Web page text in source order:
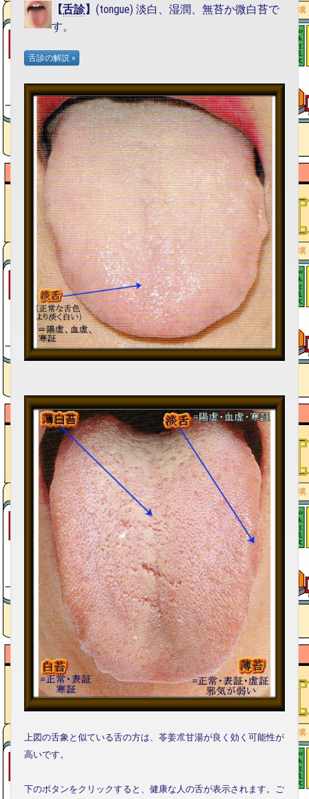
【舌診】 (tongue) 淡白、湿潤、無苔か微白苔で
す。
上図の舌象と似ている舌の方は、苓姜朮甘湯が良く効く可能性が
高いです。
下のボタンをクリックすると、健康な人の舌が表示されます。ご